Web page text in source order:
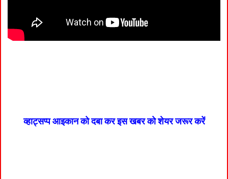
व्हाट्सप्प आइकान को दबा कर इस खबर को शेयर जरूर करें